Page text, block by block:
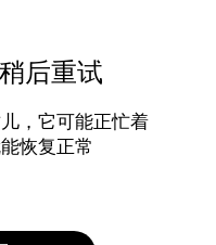
后重试
，它可能正忙着
恢复正常